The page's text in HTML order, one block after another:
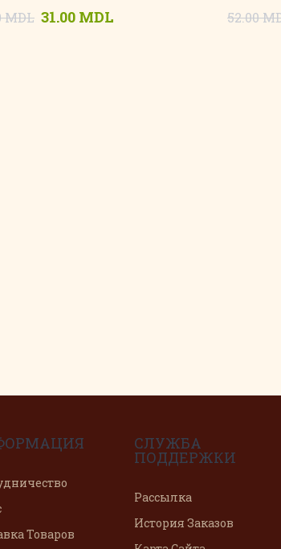
MDL 31.00 MDL 52.00
Товаров
СЛУЖБА
ПОДДЕРЖКИ
Рассылка
История Заказов